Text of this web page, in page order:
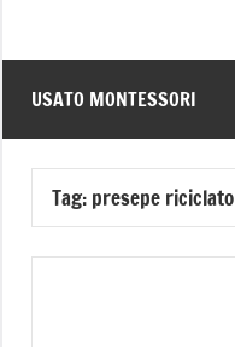
USATO MONTESSORI
Tag: presepe riciclato